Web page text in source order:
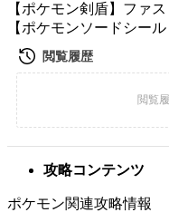
【ポケモン剣盾】ファ
【ポケモンソードシール
攻略コンテンツ
ポケモン関連攻略情報